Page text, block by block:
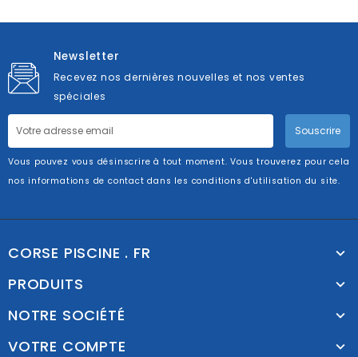
Newsletter
Recevez nos dernières nouvelles et nos ventes
spéciales
Souscrire
Vous pouvez vous désinscrire à tout moment. Vous trouverez pour cela
nos informations de contact dans les conditions d'utilisation du site.
CORSE PISCINE . FR
PRODUITS
NOTRE SOCIÉTÉ
VOTRE COMPTE